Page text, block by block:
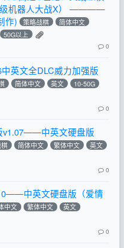
级机器人大战X） ————
作)
策略战棋
简体中文
50G以上
0
文全DLC威力加强版
简体中文 英文 10-50G
0
v1.07——中英文硬盘版
简体中文 繁体中文
英文
0
中英文硬盘版（爱情
中文 繁体中文
英文
0